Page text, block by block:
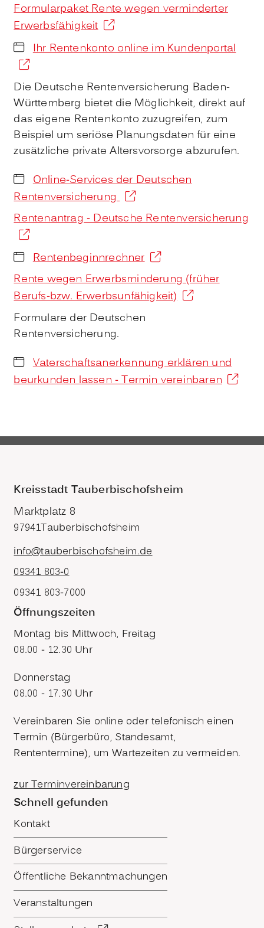
Formularpaket Rente wegen verminderter
Erwerbsfähigkeit
Ihr Rentenkonto online im Kundenportal
Die Deutsche Rentenversicherung Baden-
Württemberg bietet die Möglichkeit, direkt auf
das eigene Rentenkonto zuzugreifen, zum
Beispiel um seriöse Planungsdaten für eine
zusätzliche private Altersvorsorge abzurufen.
Online-Services der Deutschen
Rentenversicherung
Rentenantrag - Deutsche Rentenversicherung
Rentenbeginnrechner
Rente wegen Erwerbsminderung (früher
Berufs-bzw. Erwerbsunfähigkeit)
Formulare der Deutschen
Rentenversicherung.
Vaterschaftsanerkennung erklären und
beurkunden lassen - Termin vereinbaren
Kreisstadt Tauberbischofsheim
Marktplatz 8
97941Tauberbischofsheim
info@tauberbischofsheim.de
09341 803-0
09341 803-7000
Öffnungszeiten
Montag bis Mittwoch, Freitag
08.00 - 12.30 Uhr
Donnerstag
08.00 - 17.30 Uhr
Vereinbaren Sie online oder telefonisch einen
Termin (Bürgerbüro, Standesamt,
Rententermine), um Wartezeiten zu vermeiden.
zur Terminvereinbarung
Schnell gefunden
Kontakt
Bürgerservice
Öffentliche Bekanntmachungen
Veranstaltungen